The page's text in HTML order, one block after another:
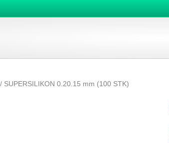
/ SUPERSILIKON 0.20.15 mm (100 STK)